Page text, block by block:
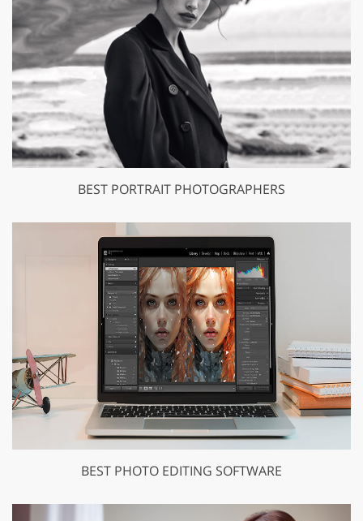
BEST PORTRAIT PHOTOGRAPHERS
BEST PHOTO EDITING SOFTWARE